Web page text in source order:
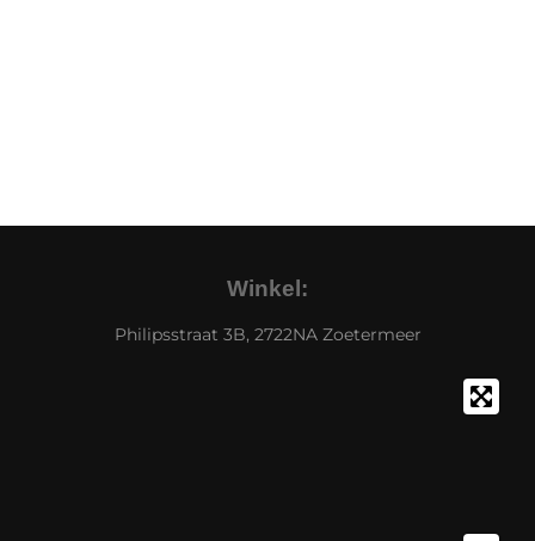
Winkel:
Philipsstraat 3B, 2722NA Zoetermeer